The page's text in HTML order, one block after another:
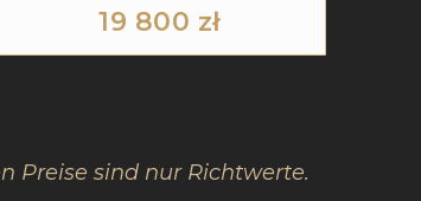
19 800 zł
Preise sind nur Richtwerte.